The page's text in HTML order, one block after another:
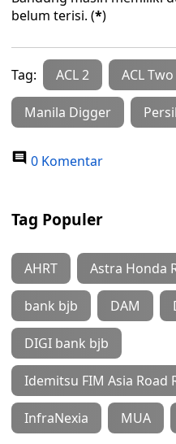
belum terisi. (*)
Tag: ACL 2 ACL Two
Manila Digger
0 Komentar
Tag Populer
AHRT Astra Honda
bank bjb DAM
DIGI bank bjb
Idemitsu FIM Asia Road
InfraNexia MUA